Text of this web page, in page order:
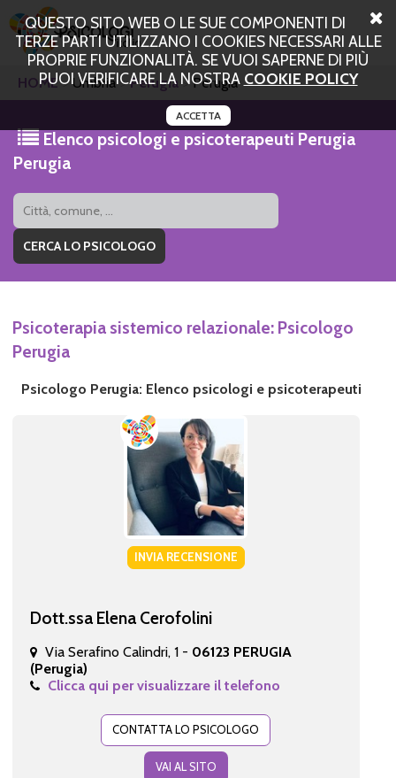
QUESTO SITO WEB O LE SUE COMPONENTI DI
TERZE PARTI UTILIZZANO I COOKIES NECESSARI ALLE
PROPRIE FUNZIONALITÀ. SE VUOI SAPERNE DI PIÙ
PUOI VERIFICARE LA NOSTRA COOKIE POLICY
ACCETTA
HOME Umbria Perugia Perugia
Elenco psicologi e psicoterapeuti Perugia
Perugia
Psicoterapia sistemico relazionale: Psicologo
Perugia
Psicologo Perugia: Elenco psicologi e psicoterapeuti
INVIA RECENSIONE
Dott.ssa Elena Cerofolini
Via Serafino Calindri, 1 - 06123 PERUGIA
(Perugia)
Clicca qui per visualizzare il telefono
CONTATTA LO PSICOLOGO
VAI AL SITO